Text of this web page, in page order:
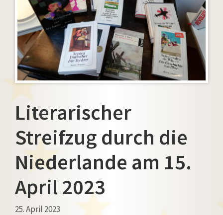
Literarischer
Streifzug durch die
Niederlande am 15.
April 2023
25. April 2023